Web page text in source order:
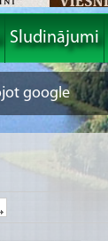
Sludinājumi